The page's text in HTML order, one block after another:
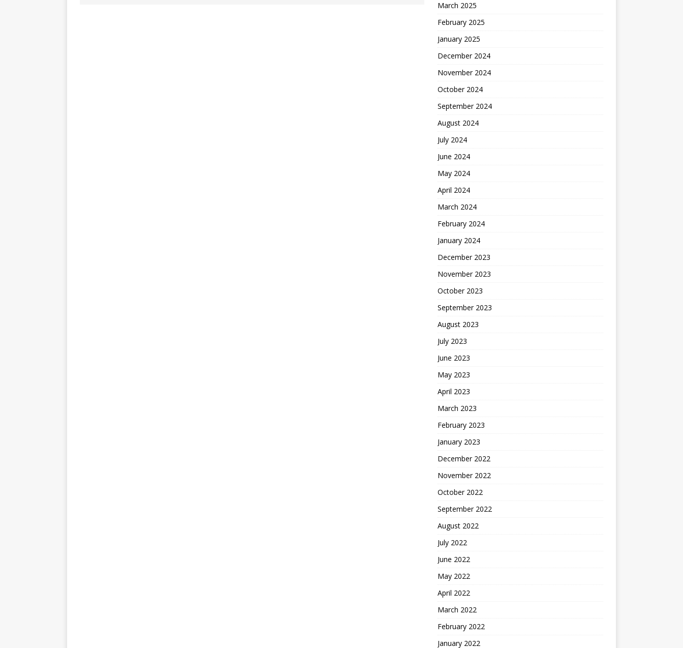
March 2025
February 2025
January 2025
December 2024
November 2024
October 2024
September 2024
August 2024
July 2024
June 2024
May 2024
April 2024
March 2024
February 2024
January 2024
December 2023
November 2023
October 2023
September 2023
August 2023
July 2023
June 2023
May 2023
April 2023
March 2023
February 2023
January 2023
December 2022
November 2022
October 2022
September 2022
August 2022
July 2022
June 2022
May 2022
April 2022
March 2022
February 2022
January 2022